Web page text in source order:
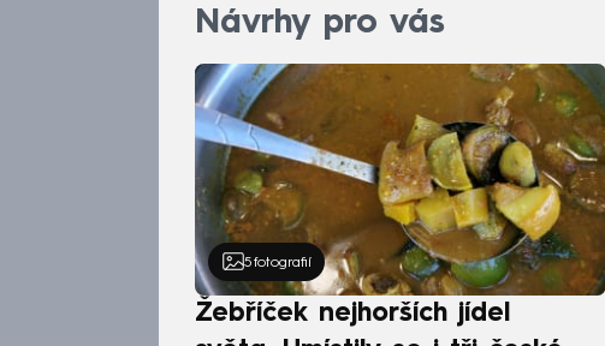
Návrhy pro vás
5 fotografií
Žebříček nejhorších jídel